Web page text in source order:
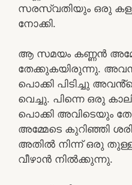
സരസ്വതിയും ഒരു
നോക്കി.
ആ സമയം കണ്ണൻ
തേക്കുകയിരുന്നു.
പൊക്കി പിടിച്ചു
വെച്ചു. പിന്നെ ഒരു
പൊക്കി അവിടെയും
അമ്മേടെ കുറിഞ്ഞി
അതിൽ നിന്ന് ഒരു
വീഴാൻ നിൽക്കുന്നു.